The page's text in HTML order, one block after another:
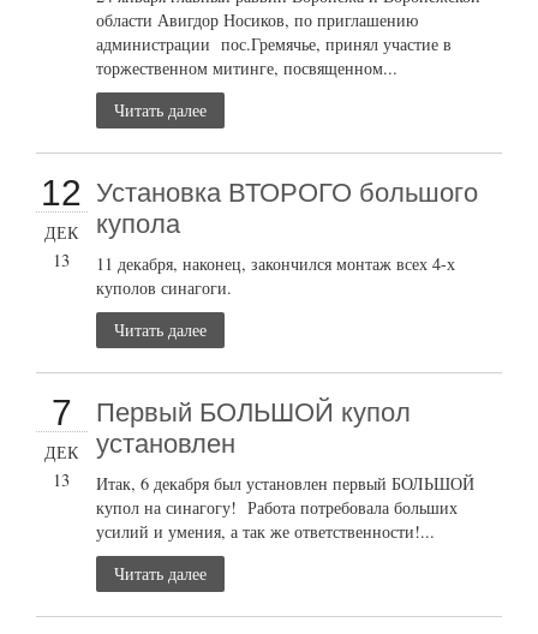
области Авигдор Носиков, по приглашению
администрации пос.Гремячье, принял участие в
торжественном митинге, посвященном...
Читать далее
12
ДЕК
13
Установка ВТОРОГО большого
купола
11 декабря, наконец, закончился монтаж всех 4-х
куполов синагоги.
Читать далее
7
ДЕК
13
Первый БОЛЬШОЙ купол
установлен
Итак, 6 декабря был установлен первый БОЛЬШОЙ
купол на синагогу! Работа потребовала больших
усилий и умения, а так же ответственности!...
Читать далее